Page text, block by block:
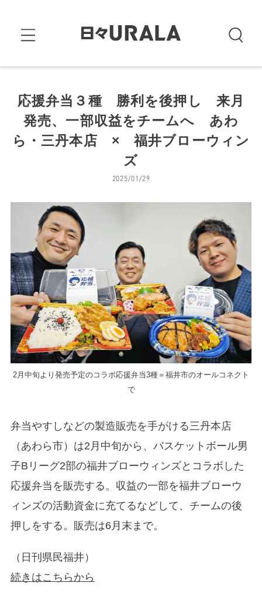
応援弁当３種 勝利を後押し 来月
発売、一部収益をチームへ あわ
ら・三丹本店 × 福井ブローウィン
ズ
2025/01/29
2月中旬より発売予定のコラボ応援弁当3種＝福井市のオールコネクト
で
弁当やすしなどの製造販売を手がける三丹本店
（あわら市）は2月中旬から、バスケットボール男
子Bリーグ2部の福井ブローウィンズとコラボした
応援弁当を販売する。収益の一部を福井ブローウ
ィンズの活動資金に充てるなどして、チームの後
押しをする。販売は6月末まで。
（ 日刊県民福井）
続きはこちらから